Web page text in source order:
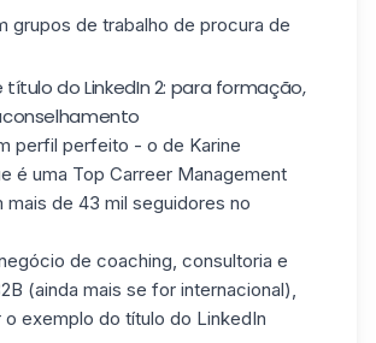
grupos de trabalho de procura de
título do LinkedIn 2: para formação,
perfil perfeito - o de Karine
é uma Top Carreer Management
mais de 43 mil seguidores no
de coaching, consultoria e
(ainda mais se for internacional),
exemplo do título do LinkedIn